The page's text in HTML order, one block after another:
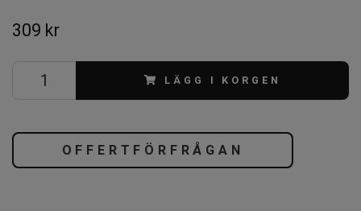
309 kr
LÄGG I KORGEN
OFFERTFÖRFRÅGAN